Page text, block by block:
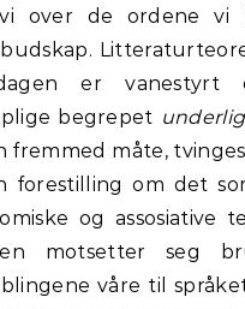
over de ordene
er vanestyrt
begrepet
fremmed måte,
forestilling om det
og
motsetter seg
våre til